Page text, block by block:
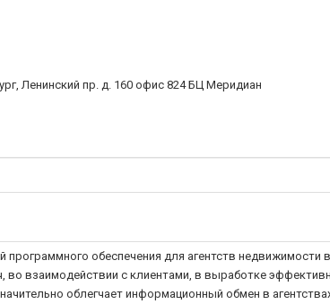
Ленинский пр. д. 160 офис 824 БЦ Меридиан
обеспечения для агентств недвижимости
взаимодействии с клиентами, в выработке
облегчает информационный обмен в